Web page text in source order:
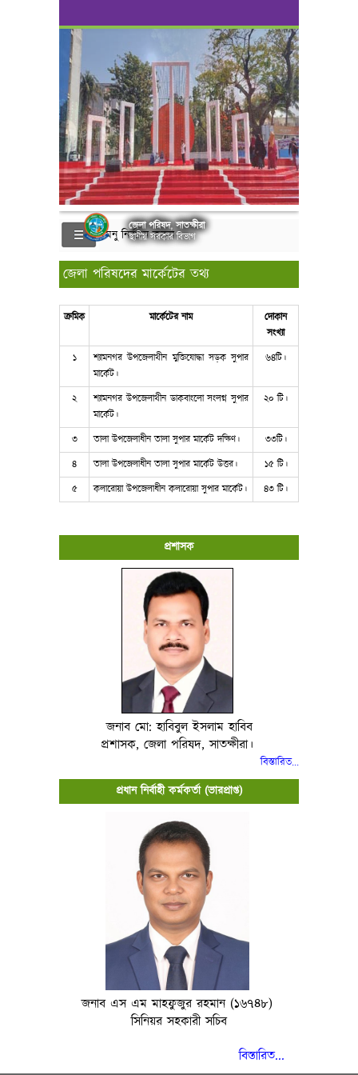
জেলা পরিষদ, সাতক্ষীরা
স্থানীয় সরকার বিভাগ
মেনু নির্বাচন করুন
জেলা পরিষদের মার্কেটের তথ্য
ক্রমিক মার্কেটের নাম
দোকান
সংখ্যা
১
শ্যামনগর উপজেলাথীন মুক্তিযোদ্ধা সড়ক সুপার
মার্কেট।
৬৪টি।
২
শ্যামনগর উপজেলাথীন ডাকবাংলো সংলগ্ন সুপার
মার্কেট।
২০ টি।
৩ তালা উপজেলাধীন তালা সুপার মার্কেট দক্ষিণ।
৩৩টি।
৪
তালা উপজেলাধীন তালা সুপার মার্কেট উত্তর।
১৫ টি।
৫
কলারোয়া উপজেলাধীন কলারোয়া সুপার মার্কেট। ৪৩ টি।
প্রশাসক
জনাব মো: হাবিবুল ইসলাম হাবিব
প্রশাসক, জেলা পরিষদ, সাতক্ষীরা।
বিস্তারিত...
প্রধান নির্বাহী কর্মকর্তা (ভারপ্রাপ্ত)
জনাব এস এম মাহফুজুর রহমান (১৬৭৪৮)
সিনিয়র সহকারী সচিব
বিস্তারিত...